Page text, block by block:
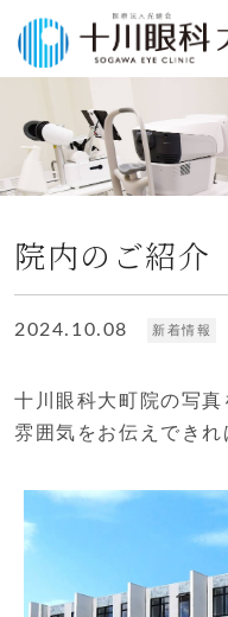
院内のご紹介
2024.10.08 新着情報
十川眼科大町院の写
雰囲気をお伝えできれ